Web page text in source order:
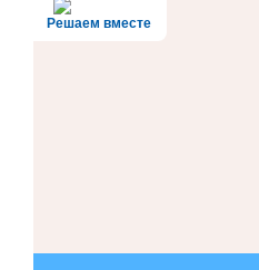
Решаем вместе